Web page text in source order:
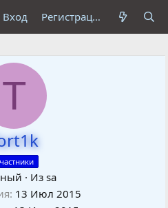
Вход Регистрация
T
· Из sa
13 Июл 2015